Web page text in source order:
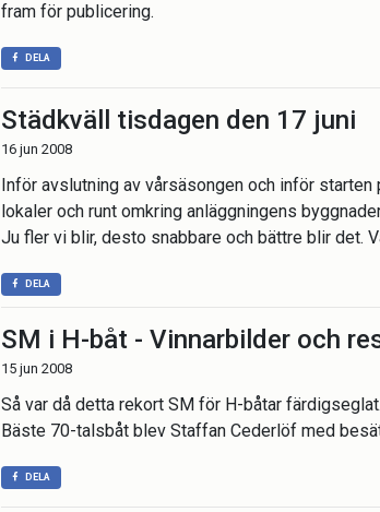
fram för publicering.
DELA
Städkväll tisdagen den 17 juni
16 jun 2008
Inför avslutning av vårsäsongen och inför
lokaler och runt omkring anläggningens
Ju fler vi blir, desto snabbare och bättre blir det.
DELA
SM i H-båt - Vinnarbilder och
15 jun 2008
Så var då detta rekort SM för H-båtar
Bäste 70-talsbåt blev Staffan Cederlöf med
DELA